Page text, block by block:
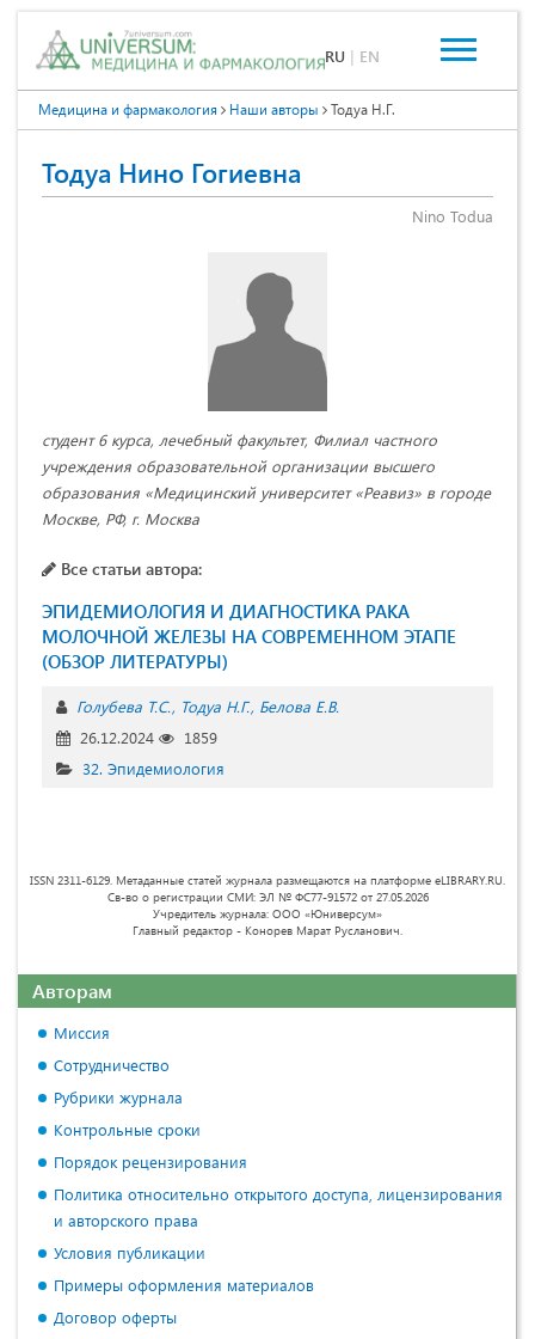
RU | EN
Медицина и фармакология Наши авторы Тодуа Н.Г.
Тодуа Нино Гогиевна
Nino Todua
студент 6 курса, лечебный факультет, Филиал частного
учреждения образовательной организации высшего
образования «Медицинский университет «Реавиз» в городе
Москве, РФ, г. Москва
Все статьи автора:
ЭПИДЕМИОЛОГИЯ И ДИАГНОСТИКА РАКА
МОЛОЧНОЙ ЖЕЛЕЗЫ НА СОВРЕМЕННОМ ЭТАПЕ
(ОБЗОР ЛИТЕРАТУРЫ)
Голубева Т.С. Тодуа Н.Г. Белова Е.В.
26.12.2024
1859
32. Эпидемиология
ISSN 2311-6129. Метаданные статей журнала размещаются на платформе eLIBRARY.RU.
Св-во о регистрации СМИ: ЭЛ № ФС77-91572 от 27.05.2026
Учредитель журнала: ООО «Юниверсум»
Главный редактор - Конорев Марат Русланович.
Авторам
Миссия
Сотрудничество
Рубрики журнала
Контрольные сроки
Порядок рецензирования
Политика относительно открытого доступа, лицензирования
и авторского права
Условия публикации
Примеры оформления материалов
Договор оферты